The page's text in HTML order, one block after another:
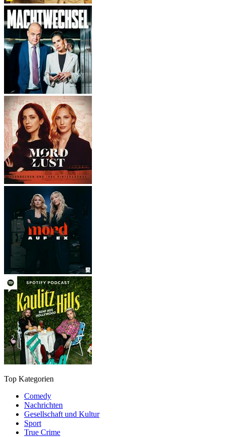
Top Kategorien
Comedy
Nachrichten
Gesellschaft und Kultur
Sport
True Crime